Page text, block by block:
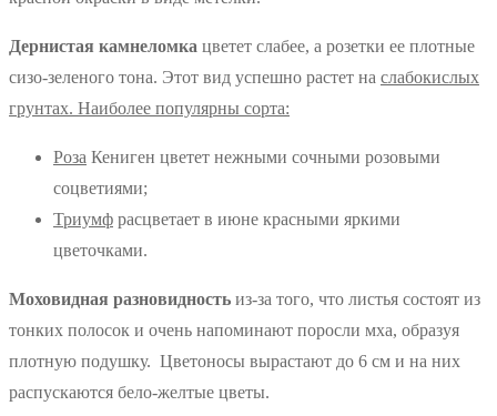
Дернистая камнеломка цветет слабее, а розетки ее плотные
сизо-зеленого тона. Этот вид успешно растет на слабокислых
грунтах. Наиболее популярны сорта:
Роза Кениген цветет нежными сочными розовыми
соцветиями;
Триумф расцветает в июне красными яркими
цветочками.
Моховидная разновидность из-за того, что листья состоят из
тонких полосок и очень напоминают поросли мха, образуя
плотную подушку. Цветоносы вырастают до 6 см и на них
распускаются бело-желтые цветы.